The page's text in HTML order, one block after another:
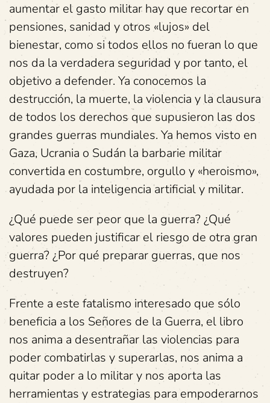
aumentar el gasto militar hay que recortar en
pensiones, sanidad y otros «lujos» del
bienestar, como si todos ellos no fueran lo que
nos da la verdadera seguridad y por tanto, el
objetivo a defender. Ya conocemos la
destrucción, la muerte, la violencia y la clausura
de todos los derechos que supusieron las dos
grandes guerras mundiales. Ya hemos visto en
Gaza, Ucrania o Sudán la barbarie militar
convertida en costumbre, orgullo y «heroismo»,
ayudada por la inteligencia artificial y militar.
¿Qué puede ser peor que la guerra? ¿Qué
valores pueden justificar el riesgo de otra gran
guerra? ¿Por qué preparar guerras, que nos
destruyen?
Frente a este fatalismo interesado que sólo
beneficia a los Señores de la Guerra, el libro
nos anima a desentrañar las violencias para
poder combatirlas y superarlas, nos anima a
quitar poder a lo militar y nos aporta las
herramientas y estrategias para empoderarnos